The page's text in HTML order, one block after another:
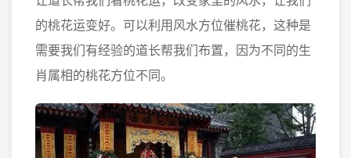
的桃花运变好。可以利用风水方位催桃花，这种是
需要我们有经验的道长帮我们布置，因为不同的生
肖属相的桃花方位不同。